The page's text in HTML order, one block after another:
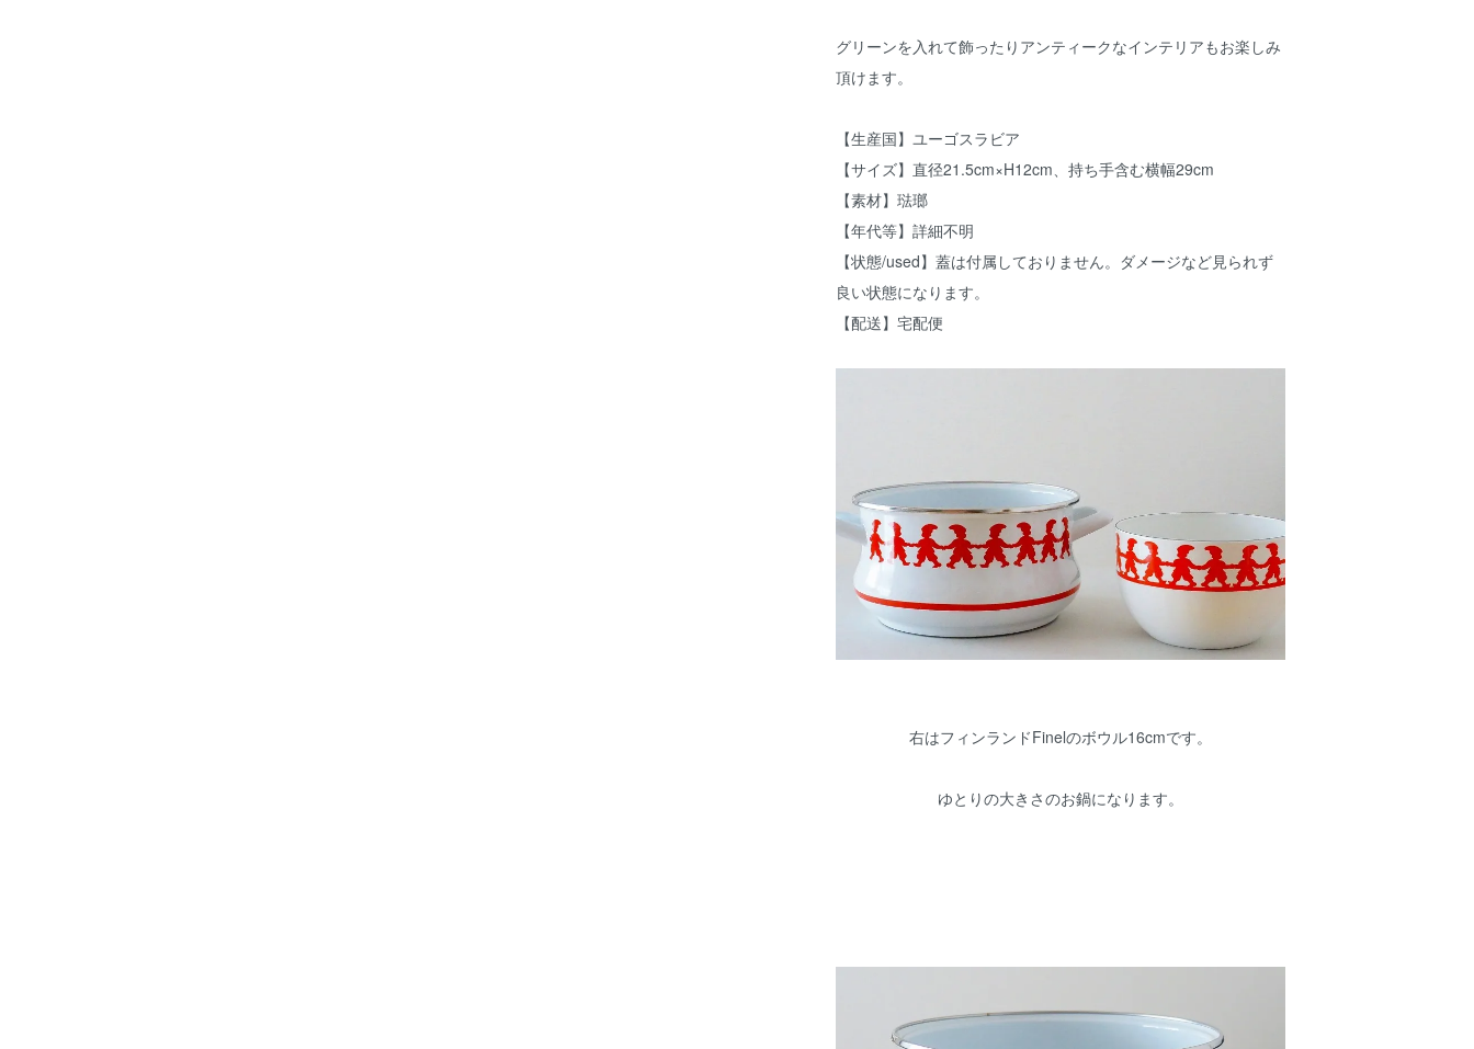
グリーンを入れて飾ったりアンティークなインテリアもお楽しみ
頂けます。
【生産国】ユーゴスラビア
【サイズ】直径21.5cm×H12cm、持ち手含む横幅29cm
【素材】琺瑯
【年代等】詳細不明
【状態/used】蓋は付属しておりません。ダメージなど見られず
良い状態になります。
【配送】宅配便
右はフィンランドFinelのボウル16cmです。
ゆとりの大きさのお鍋になります。